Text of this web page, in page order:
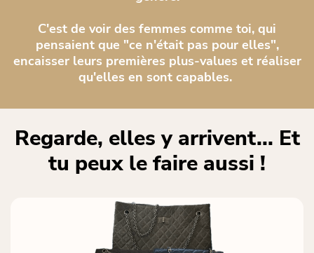
C'est de voir des femmes comme toi, qui
pensaient que "ce n'était pas pour elles",
encaisser leurs premières plus-values et réaliser
qu'elles en sont capables.
Regarde, elles y arrivent... Et
tu peux le faire aussi !